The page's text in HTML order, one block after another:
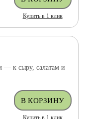
Купить в 1 клик
— к сыру, салатам и
Купить в 1 клик